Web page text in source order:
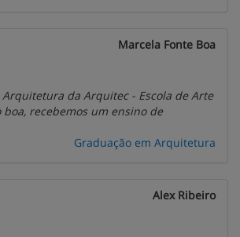
Marcela Fonte Boa
Arquitetura da Arquitec - Escola de Arte
recebemos um ensino de
Graduação em Arquitetura
Alex Ribeiro